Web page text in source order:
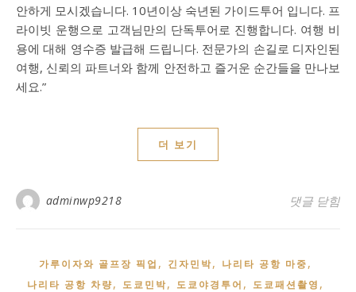
안하게 모시겠습니다. 10년이상 숙년된 가이드투어 입니다. 프
라이빗 운행으로 고객님만의 단독투어로 진행합니다. 여행 비
용에 대해 영수증 발급해 드립니다. 전문가의 손길로 디자인된
여행, 신뢰의 파트너와 함께 안전하고 즐거운 순간들을 만나보
세요.”
더 보기
adminwp9218 도쿄가이드
댓글 닫힘
가루이자와 골프장 픽업 , 긴자민박, 나리타 공항 마중,
나리타 공항 차량, 도쿄민박, 도쿄야경투어 , 도쿄패션촬영 ,